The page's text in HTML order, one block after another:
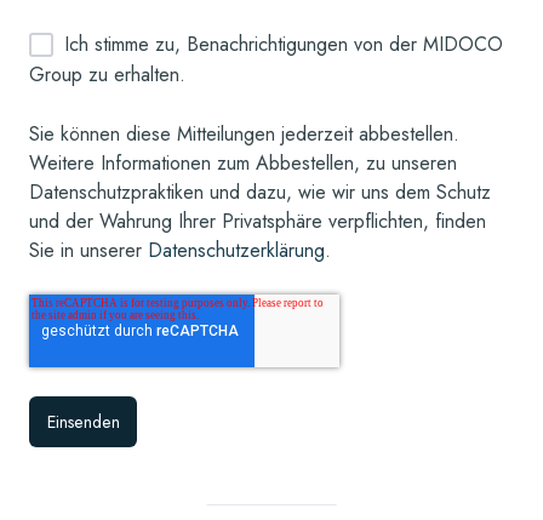
Ich stimme zu, Benachrichtigungen von der MIDOCO
Group zu erhalten.
Sie können diese Mitteilungen jederzeit abbestellen.
Weitere Informationen zum Abbestellen, zu unseren
Datenschutzpraktiken und dazu, wie wir uns dem Schutz
und der Wahrung Ihrer Privatsphäre verpflichten, finden
Sie in unserer Datenschutzerklärung.